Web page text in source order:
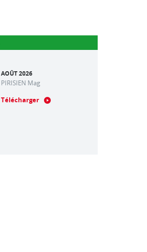
AOÛT 2026
PIRISIEN Mag
Télécharger